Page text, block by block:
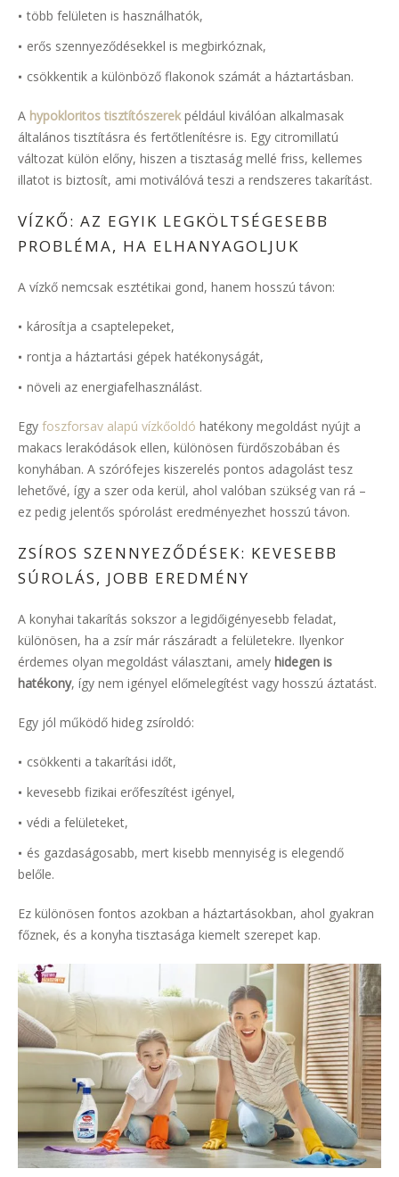
több felületen is használhatók,
erős szennyeződésekkel is megbirkóznak,
csökkentik a különböző flakonok számát a háztartásban.
A hypokloritos tisztítószerek például kiválóan alkalmasak
általános tisztításra és fertőtlenítésre is. Egy citromillatú
változat külön előny, hiszen a tisztaság mellé friss, kellemes
illatot is biztosít, ami motiválóvá teszi a rendszeres takarítást.
VÍZKŐ: AZ EGYIK LEGKÖLTSÉGESEBB
PROBLÉMA, HA ELHANYAGOLJUK
A vízkő nemcsak esztétikai gond, hanem hosszú távon:
károsítja a csaptelepeket,
rontja a háztartási gépek hatékonyságát,
növeli az energiafelhasználást.
Egy foszforsav alapú vízkőoldó hatékony megoldást nyújt a
makacs lerakódások ellen, különösen fürdőszobában és
konyhában. A szórófejes kiszerelés pontos adagolást tesz
lehetővé, így a szer oda kerül, ahol valóban szükség van rá –
ez pedig jelentős spórolást eredményezhet hosszú távon.
ZSÍROS SZENNYEZŐDÉSEK: KEVESEBB
SÚROLÁS, JOBB EREDMÉNY
A konyhai takarítás sokszor a legidőigényesebb feladat,
különösen, ha a zsír már rászáradt a felületekre. Ilyenkor
érdemes olyan megoldást választani, amely hidegen is
hatékony, így nem igényel előmelegítést vagy hosszú áztatást.
Egy jól működő hideg zsíroldó:
csökkenti a takarítási időt,
kevesebb fizikai erőfeszítést igényel,
védi a felületeket,
és gazdaságosabb, mert kisebb mennyiség is elegendő
belőle.
Ez különösen fontos azokban a háztartásokban, ahol gyakran
főznek, és a konyha tisztasága kiemelt szerepet kap.